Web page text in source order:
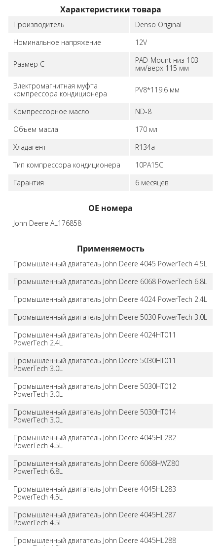
Характеристики товара
Производитель
Denso Original
Номинальное напряжение
12V
Размер C
PAD-Mount низ 103
мм/верх 115 мм
Электромагнитная муфта
компрессора кондиционера
PV8*119.6 мм
Компрессорное масло
ND-8
Объем масла
170 мл
Хладагент
R134a
Тип компрессора кондиционера
10PA15C
Гарантия
6 месяцев
ОЕ номера
John Deere AL176858
Применяемость
Промышленный двигатель John Deere 4045 PowerTech 4.5L
Промышленный двигатель John Deere 6068 PowerTech 6.8L
Промышленный двигатель John Deere 4024 PowerTech 2.4L
Промышленный двигатель John Deere 5030 PowerTech 3.0L
Промышленный двигатель John Deere 4024HT011
PowerTech 2.4L
Промышленный двигатель John Deere 5030HT011
PowerTech 3.0L
Промышленный двигатель John Deere 5030HT012
PowerTech 3.0L
Промышленный двигатель John Deere 5030HT014
PowerTech 3.0L
Промышленный двигатель John Deere 4045HL282
PowerTech 4.5L
Промышленный двигатель John Deere 6068HWZ80
PowerTech 6.8L
Промышленный двигатель John Deere 4045HL283
PowerTech 4.5L
Промышленный двигатель John Deere 4045HL287
PowerTech 4.5L
Промышленный двигатель John Deere 4045HL288